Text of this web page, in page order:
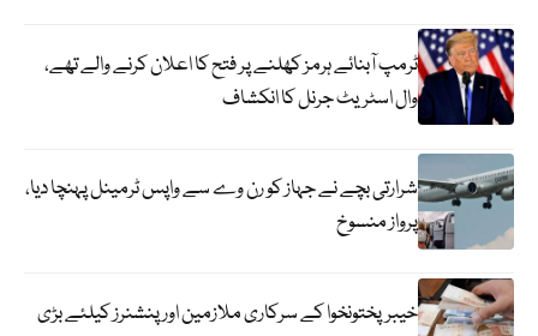
ٹرمپ آبنائے ہرمز کھلنے پر فتح کا اعلان کرنے والے تھے،
وال اسٹریٹ جرنل کا انکشاف
شرارتی بچے نے جہاز کو رن وے سے واپس ٹرمینل پہنچا دیا،
پرواز منسوخ
خیبرپختونخوا کے سرکاری ملازمین اور پنشنرز کیلئے بڑی